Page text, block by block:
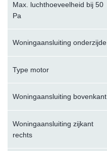
Max. luchthoeveelheid bij 50
Pa
Woningaansluiting onderzijde
Type motor
Woningaansluiting bovenkant
Woningaansluiting zijkant
rechts